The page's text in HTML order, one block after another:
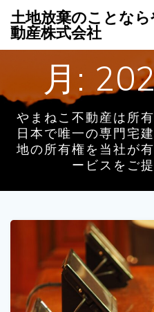
土地放棄のことな
動産株式会社
月:
やまねこ不動産は所
日本で唯一の専門宅
地の所有権を当社が
ービスをご